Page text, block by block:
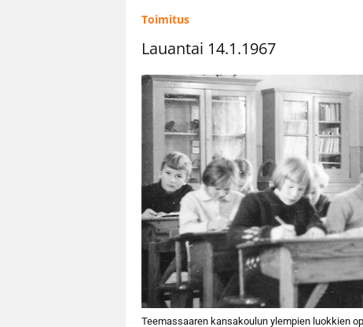
Toimitus
Lauantai 14.1.1967
Teemassaaren kansakoulun ylempien luokkien